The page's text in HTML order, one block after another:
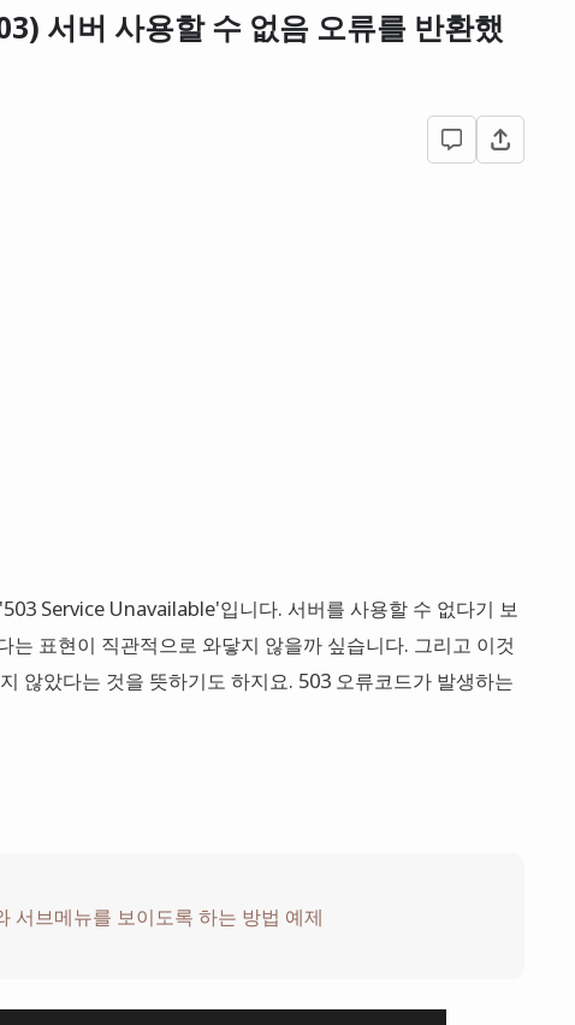
서버 사용할 수 없음 오류를 반환했
Service Unavailable'입니다. 서버를 사용할 수 없다기 보
는 표현이 직관적으로 와닿지 않을까 싶습니다. 그리고 이것
않았다는 것을 뜻하기도 하지요. 503 오류코드가 발생하는
서브메뉴를 보이도록 하는 방법 예제